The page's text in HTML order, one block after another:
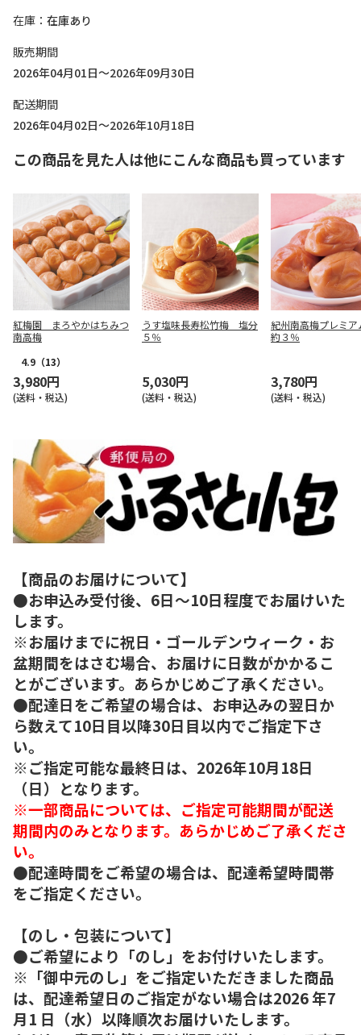
在庫
在庫あり
販売期間
2026年04月01日～2026年09月30日
配送期間
2026年04月02日～2026年10月18日
この商品を見た人は他にこんな商品も買っています
紅梅園 まろやかはちみつ
南高梅
4.9 （13）
3,980円
(送料・税込)
うす塩味長寿松竹梅 塩分
５％
5,030円
(送料・税込)
紀州南高梅プレミア
約３％
3,780円
(送料・税込)
【商品のお届けについて】
●お申込み受付後、6日～10日程度でお届けいた
します。
※お届けまでに祝日・ゴールデンウィーク・お
盆期間をはさむ場合、お届けに日数がかかるこ
とがございます。あらかじめご了承ください。
●配達日をご希望の場合は、お申込みの翌日か
ら数えて10日目以降30日目以内でご指定下さ
い。
※ご指定可能な最終日は、2026年10月18日
（日）となります。
※一部商品については、ご指定可能期間が配送
期間内のみとなります。あらかじめご了承くださ
い。
●配達時間をご希望の場合は、配達希望時間帯
をご指定ください。
【のし・包装について】
●ご希望により「のし」をお付けいたします。
※「御中元のし」をご指定いただきました商品
は、配達希望日のご指定がない場合は2026 年7
月1 日（水）以降順次お届けいたします。